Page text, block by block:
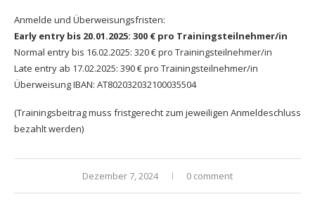
Anmelde und Überweisungsfristen:
Early entry bis 20.01.2025: 300 € pro Trainingsteilnehmer/in
Normal entry bis 16.02.2025: 320 € pro Trainingsteilnehmer/in
Late entry ab 17.02.2025: 390 € pro Trainingsteilnehmer/in
Überweisung IBAN: AT802032032100035504
(Trainingsbeitrag muss fristgerecht zum jeweiligen Anmeldeschluss
bezahlt werden)
Dezember 7, 2024 0 comment